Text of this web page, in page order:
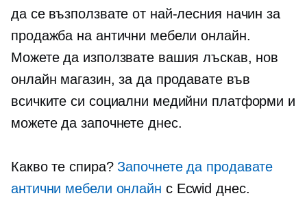
да се възползвате от най-лесния начин за
продажба на антични мебели онлайн.
Можете да използвате вашия лъскав, нов
онлайн магазин, за да продавате във
всичките си социални медийни платформи и
можете да започнете днес.
Какво те спира?Започнете да продавате
антични мебели онлайн с Ecwid днес.